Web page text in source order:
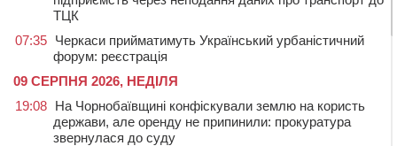
ТЦК
07:35 Черкаси прийматимуть Український урбаністичний
форум: реєстрація
09 СЕРПНЯ 2026, НЕДІЛЯ
19:08 На Чорнобаївщині конфіскували землю на користь
держави, але оренду не припинили: прокуратура
звернулася до суду